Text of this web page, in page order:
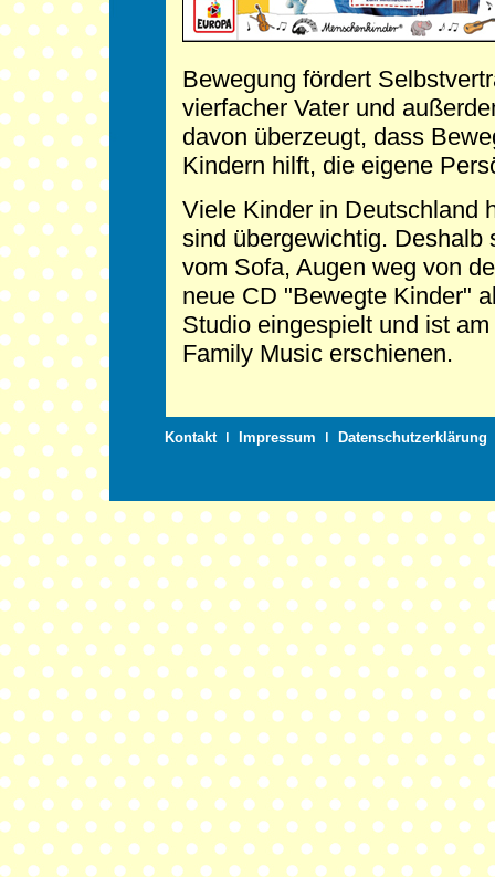
Bewegung fördert
vierfacher Vater und
davon überzeugt, dass
Kindern hilft, die eigene
Viele Kinder in Deutschland
sind übergewichtig. Deshalb
vom Sofa, Augen weg von
neue CD "Bewegte Kinder"
Studio eingespielt und ist
Family Music erschienen.
Kontakt ǀ Impressum ǀ Datenschutzerklärung